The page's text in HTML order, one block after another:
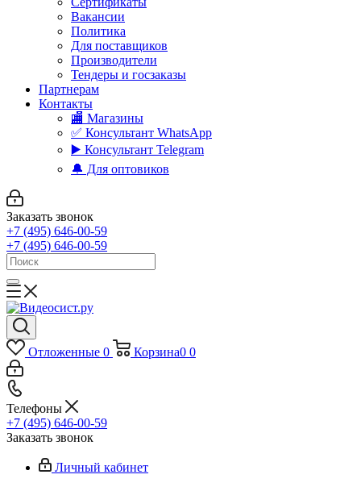
Вакансии
Политика
Для поставщиков
Производители
Тендеры и госзаказы
Партнерам
Контакты
🏬 Магазины
✅️ Консультант WhatsApp
▶️ Консультант Telegram
🔔 Для оптовиков
Заказать звонок
+7 (495) 646-00-59
+7 (495) 646-00-59
Отложенные 0 Корзина0 0
Телефоны
+7 (495) 646-00-59
Заказать звонок
Личный кабинет